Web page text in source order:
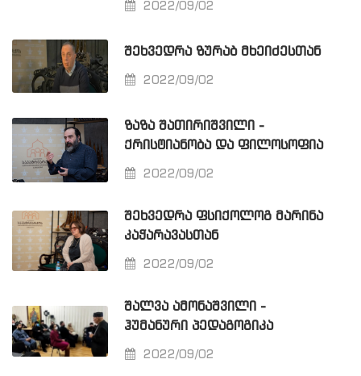
2022/09/02
ᲨᲔᲮᲕᲔᲓᲠᲐ ᲖᲣᲠᲐᲑ ᲛᲮᲔᲘᲫᲔᲡᲗᲐᲜ
2022/09/02
ᲖᲐᲖᲐ ᲨᲐᲗᲘᲠᲘᲨᲕᲘᲚᲘ -
ᲥᲠᲘᲡᲢᲘᲐᲜᲝᲑᲐ ᲓᲐ ᲤᲘᲚᲝᲡᲝᲤᲘᲐ
2022/09/02
ᲨᲔᲮᲕᲔᲓᲠᲐ ᲤᲡᲘᲥᲝᲚᲝᲒ ᲛᲐᲠᲘᲜᲐ
ᲙᲐᲭᲐᲠᲐᲕᲐᲡᲗᲐᲜ
2022/09/02
ᲨᲐᲚᲕᲐ ᲐᲛᲝᲜᲐᲨᲕᲘᲚᲘ -
ᲰᲣᲛᲐᲜᲣᲠᲘ ᲞᲔᲓᲐᲒᲝᲒᲘᲙᲐ
2022/09/02